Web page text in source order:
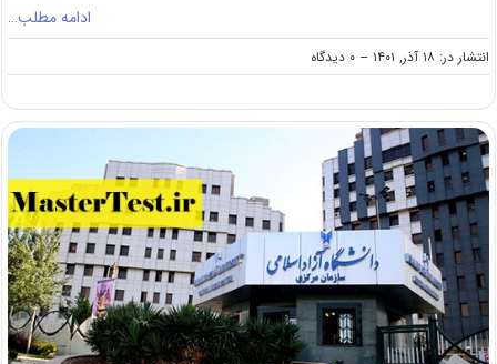
ادامه مطلب…
انتشار در: ۱۸ آذر, ۱۴۰۱ -- ۰ دیدگاه
on
جزئیات
معدل
۱۴۰۵